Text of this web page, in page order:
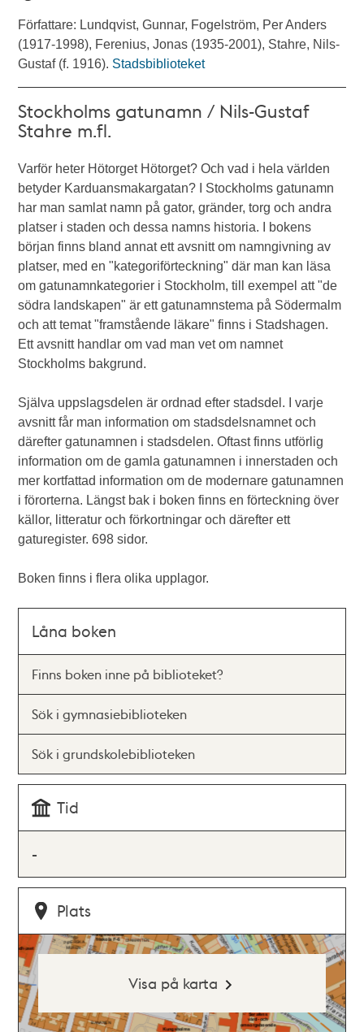
Författare: Lundqvist, Gunnar, Fogelström, Per Anders
(1917-1998), Ferenius, Jonas (1935-2001), Stahre, Nils-
Gustaf (f. 1916). Stadsbiblioteket
Stockholms gatunamn / Nils-Gustaf
Stahre m.fl.
Varför heter Hötorget Hötorget? Och vad i hela världen
betyder Karduansmakargatan? I Stockholms gatunamn
har man samlat namn på gator, gränder, torg och andra
platser i staden och dessa namns historia. I bokens
början finns bland annat ett avsnitt om namngivning av
platser, med en "kategoriförteckning" där man kan läsa
om gatunamnkategorier i Stockholm, till exempel att "de
södra landskapen" är ett gatunamnstema på Södermalm
och att temat "framstående läkare" finns i Stadshagen.
Ett avsnitt handlar om vad man vet om namnet
Stockholms bakgrund.
Själva uppslagsdelen är ordnad efter stadsdel. I varje
avsnitt får man information om stadsdelsnamnet och
därefter gatunamnen i stadsdelen. Oftast finns utförlig
information om de gamla gatunamnen i innerstaden och
mer kortfattad information om de modernare gatunamnen
i förorterna. Längst bak i boken finns en förteckning över
källor, litteratur och förkortningar och därefter ett
gaturegister. 698 sidor.
Boken finns i flera olika upplagor.
Låna boken
Finns boken inne på biblioteket?
Sök i gymnasiebiblioteken
Sök i grundskolebiblioteken
Tid
-
Plats
Visa på karta